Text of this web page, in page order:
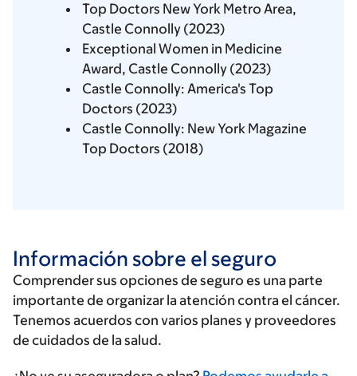
Top Doctors New York Metro Area,
Castle Connolly (2023)
Exceptional Women in Medicine
Award, Castle Connolly (2023)
Castle Connolly: America's Top
Doctors (2023)
Castle Connolly: New York Magazine
Top Doctors (2018)
Información sobre el seguro
Comprender sus opciones de seguro es una parte
importante de organizar la atención contra el cáncer.
Tenemos acuerdos con varios planes y proveedores
de cuidados de la salud.